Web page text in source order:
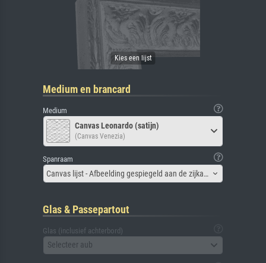
Medium en brancard
Medium
Canvas Leonardo (satijn)
(Canvas Venezia)
Spanraam
Canvas lijst - Afbeelding gespiegeld aan de zijkant
Glas & Passepartout
Glas (inclusief achterbord)
Selecteer aub